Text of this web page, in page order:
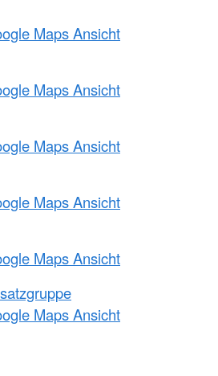
Maps Ansicht
Maps Ansicht
Maps Ansicht
Maps Ansicht
Maps Ansicht
Maps Ansicht